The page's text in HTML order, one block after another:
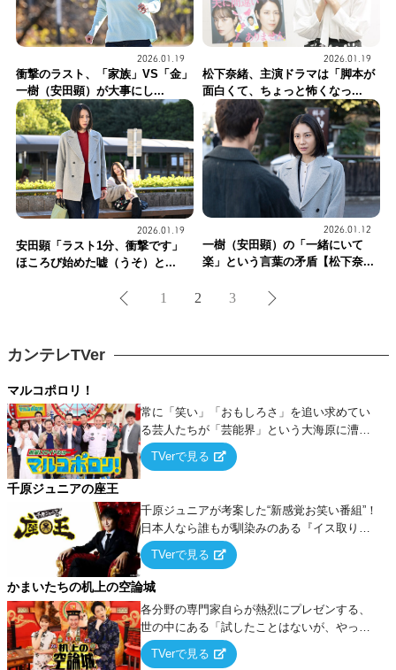
2026.01.19
衝撃のラスト、「家族」VS「金」
一樹（安田顕）が大事にし...
2026.01.19
松下奈緒、主演ドラマは「脚本が
面白くて、ちょっと怖くなっ...
2026.01.19
安田顕「ラスト1分、衝撃です」
ほころび始めた嘘（うそ）と...
2026.01.12
一樹（安田顕）の「一緒にいて
楽」という言葉の矛盾【松下奈...
1 2 3
カンテレTVer
マルコポロリ！
常に「笑い」「おもしろさ」を追い求めてい
る芸人たちが「芸能界」という大海原に漕ぎ
出でて、新たなオモシロ人間を発掘する！
TVerで見る
千原ジュニアの座王
千原ジュニアが考案した“新感覚お笑い番組”！
日本人なら誰もが馴染みのある『イス取りゲ
ーム』をベースに、大喜利・ギャグ・モノボ
ケ・歌…など様々なお題で芸人がショートネ
タを競い合う！
TVerで見る
かまいたちの机上の空論城
各分野の専門家自らが熱烈にプレゼンする、
世の中にある「試したことはないが、やって
みたらこうなる！…ハズ」という“机上の空
論”に若手芸人らがカラダを張って挑む！
TVerで見る